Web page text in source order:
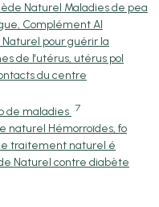
Naturel Maladies de pea
Complément Al
pour guérir la
de l'utérus, utérus pol
du centre
de maladies 7
naturel Hémorroïdes, fo
traitement naturel é
Naturel contre diabète